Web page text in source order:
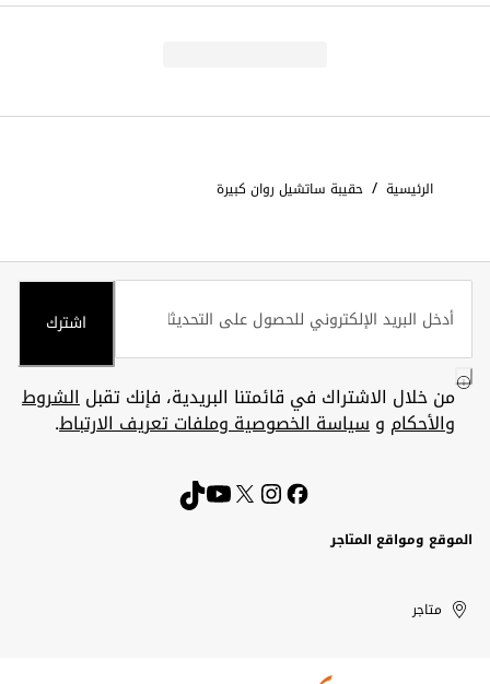
الرئيسية / حقيبة ساتشيل روان كبيرة
اشترك
من خلال الاشتراك في قائمتنا البريدية، فإنك تقبلالشروط
والأحكام وسياسة الخصوصية وملفات تعريف الارتباط.
الموقع ومواقع المتاجر
United
Arab
Kuwait
الإمارات
العربية
الكويت
متاجر